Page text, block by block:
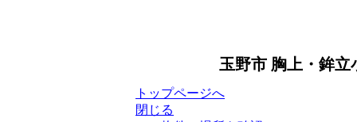
玉野市 胸上・鉾
トップページへ
閉じる